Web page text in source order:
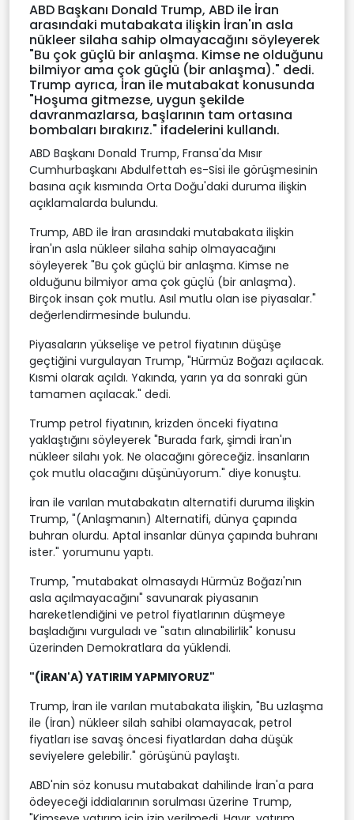
ABD Başkanı Donald Trump, ABD ile İran
arasındaki mutabakata ilişkin İran'ın asla
nükleer silaha sahip olmayacağını söyleyerek
"Bu çok güçlü bir anlaşma. Kimse ne olduğunu
bilmiyor ama çok güçlü (bir anlaşma)." dedi.
Trump ayrıca, İran ile mutabakat konusunda
"Hoşuma gitmezse, uygun şekilde
davranmazlarsa, başlarının tam ortasına
bombaları bırakırız." ifadelerini kullandı.
ABD Başkanı Donald Trump, Fransa'da Mısır
Cumhurbaşkanı Abdulfettah es-Sisi ile görüşmesinin
basına açık kısmında Orta Doğu'daki duruma ilişkin
açıklamalarda bulundu.
Trump, ABD ile İran arasındaki mutabakata ilişkin
İran'ın asla nükleer silaha sahip olmayacağını
söyleyerek "Bu çok güçlü bir anlaşma. Kimse ne
olduğunu bilmiyor ama çok güçlü (bir anlaşma).
Birçok insan çok mutlu. Asıl mutlu olan ise piyasalar."
değerlendirmesinde bulundu.
Piyasaların yükselişe ve petrol fiyatının düşüşe
geçtiğini vurgulayan Trump, "Hürmüz Boğazı açılacak.
Kısmi olarak açıldı. Yakında, yarın ya da sonraki gün
tamamen açılacak." dedi.
Trump petrol fiyatının, krizden önceki fiyatına
yaklaştığını söyleyerek "Burada fark, şimdi İran'ın
nükleer silahı yok. Ne olacağını göreceğiz. İnsanların
çok mutlu olacağını düşünüyorum." diye konuştu.
İran ile varılan mutabakatın alternatifi duruma ilişkin
Trump, "(Anlaşmanın) Alternatifi, dünya çapında
buhran olurdu. Aptal insanlar dünya çapında buhranı
ister." yorumunu yaptı.
Trump, "mutabakat olmasaydı Hürmüz Boğazı'nın
asla açılmayacağını" savunarak piyasanın
hareketlendiğini ve petrol fiyatlarının düşmeye
başladığını vurguladı ve "satın alınabilirlik" konusu
üzerinden Demokratlara da yüklendi.
"(İRAN'A) YATIRIM YAPMIYORUZ"
Trump, İran ile varılan mutabakata ilişkin, "Bu uzlaşma
ile (İran) nükleer silah sahibi olamayacak, petrol
fiyatları ise savaş öncesi fiyatlardan daha düşük
seviyelere gelebilir." görüşünü paylaştı.
ABD'nin söz konusu mutabakat dahilinde İran'a para
ödeyeceği iddialarının sorulması üzerine Trump,